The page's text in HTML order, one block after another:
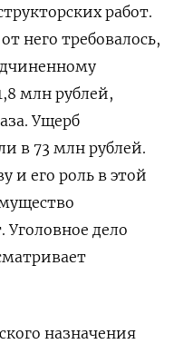
работ.
него требовалось,
млн рублей,
Ущерб
в 73 млн рублей.
и его роль в этой
Уголовное дело
назначения